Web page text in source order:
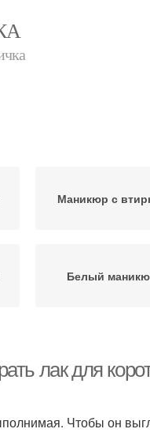
Маникюр с
Белый
лак для
Чтобы он